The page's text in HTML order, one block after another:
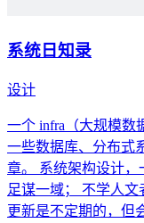
系统日知录
设计
一个 infra（大规模数
一些数据库、分布式
章。 系统架构设计
足谋一域； 不学人
更新是不定期的，但